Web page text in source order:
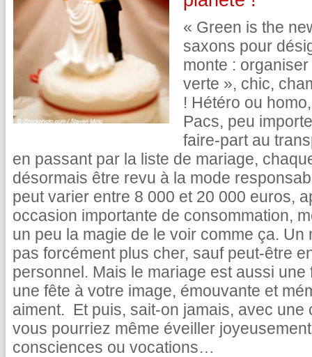
« Green is the
saxons pour
monte :
verte », chic,
! Hétéro ou
Pacs, peu
faire-part au
en passant par la liste de mariage,
désormais être revu à la mode
peut varier entre 8 000 et 20 000 euros,
occasion importante de consommation,
un peu la magie de le voir comme ça.
pas forcément plus cher, sauf peut-être
personnel. Mais le mariage est aussi
une fête à votre image, émouvante et
aiment. Et puis, sait-on jamais, avec une
vous pourriez même éveiller
consciences ou vocations…